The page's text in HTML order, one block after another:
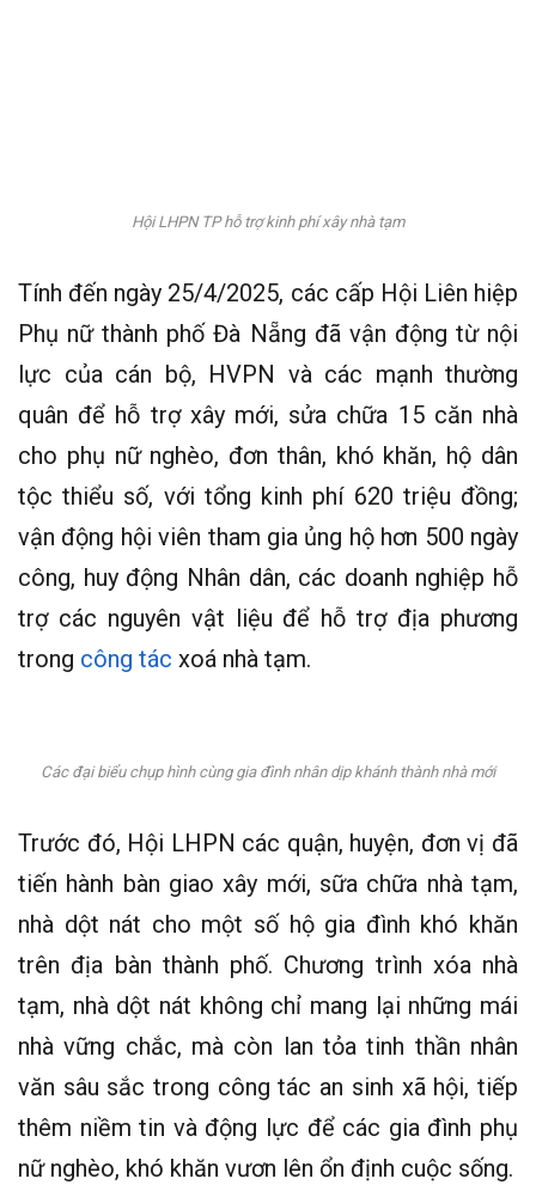
Hội LHPN TP hỗ trợ kinh phí xây nhà tạm
Tính đến ngày 25/4/2025, các cấp Hội Liên hiệp
Phụ nữ thành phố Đà Nẵng đã vận động từ nội
lực của cán bộ, HVPN và các mạnh thường
quân để hỗ trợ xây mới, sửa chữa 15 căn nhà
cho phụ nữ nghèo, đơn thân, khó khăn, hộ dân
tộc thiểu số, với tổng kinh phí 620 triệu đồng;
vận động hội viên tham gia ủng hộ hơn 500 ngày
công, huy động Nhân dân, các doanh nghiệp hỗ
trợ các nguyên vật liệu để hỗ trợ địa phương
trong công tác xoá nhà tạm.
Các đại biểu chụp hình cùng gia đình nhân dịp khánh thành nhà mới
Trước đó, Hội LHPN các quận, huyện, đơn vị đã
tiến hành bàn giao xây mới, sữa chữa nhà tạm,
nhà dột nát cho một số hộ gia đình khó khăn
trên địa bàn thành phố. Chương trình xóa nhà
tạm, nhà dột nát không chỉ mang lại những mái
nhà vững chắc, mà còn lan tỏa tinh thần nhân
văn sâu sắc trong công tác an sinh xã hội, tiếp
thêm niềm tin và động lực để các gia đình phụ
nữ nghèo, khó khăn vươn lên ổn định cuộc sống.